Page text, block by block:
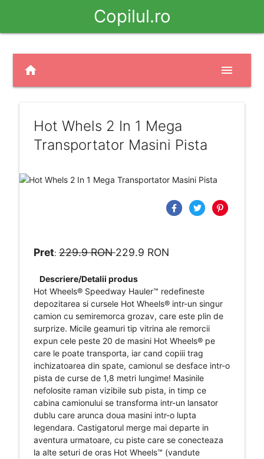
Copilul.ro
home menu
Hot Whels 2 In 1 Mega
Transportator Masini Pista
Pret: 229.9 RON229.9 RON
Descriere/Detalii produs
​Hot Wheels® Speedway Hauler™ redefineste
depozitarea si cursele Hot Wheels® intr-un singur
camion cu semiremorca grozav, care este plin de
surprize. Micile geamuri tip vitrina ale remorcii
expun cele peste 20 de masini Hot Wheels® pe
care le poate transporta, iar cand copiii trag
inchizatoarea din spate, camionul se desface intr-o
pista de curse de 1,8 metri lungime! Masinile
nefolosite raman vizibile sub pista, in timp ce
cabina camionului se transforma intr-un lansator
dublu care arunca doua masini intr-o lupta
legendara. Castigatorul merge mai departe in
aventura urmatoare, cu piste care se conecteaza
la alte seturi de oras Hot Wheels™ (vandute